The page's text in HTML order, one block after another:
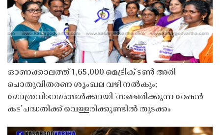
ഓണക്കാലത്ത് 1,65,000 മെട്രിക് ടൺ അരി
പൊതുവിതരണ ശൃംഖല വഴി നൽകും;
ഗോത്രവിഭാഗങ്ങൾക്കായി 'സഞ്ചരിക്കുന്ന റേഷൻ
കട' പദ്ധതിക്ക് വെള്ളരിക്കുണ്ടിൽ തുടക്കം